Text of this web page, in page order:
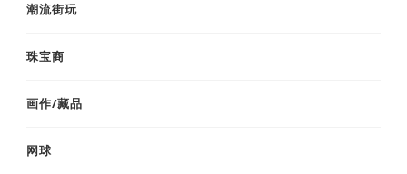
潮流街玩
珠宝商
画作/藏品
网球